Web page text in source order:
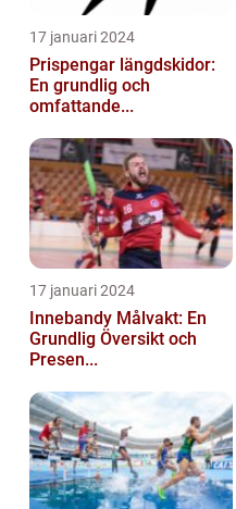
17 januari 2024
Prispengar längdskidor:
En grundlig och
omfattande...
17 januari 2024
Innebandy Målvakt: En
Grundlig Översikt och
Presen...